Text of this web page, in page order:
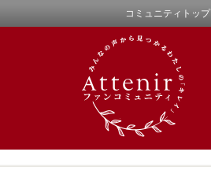
コミュニティトップ